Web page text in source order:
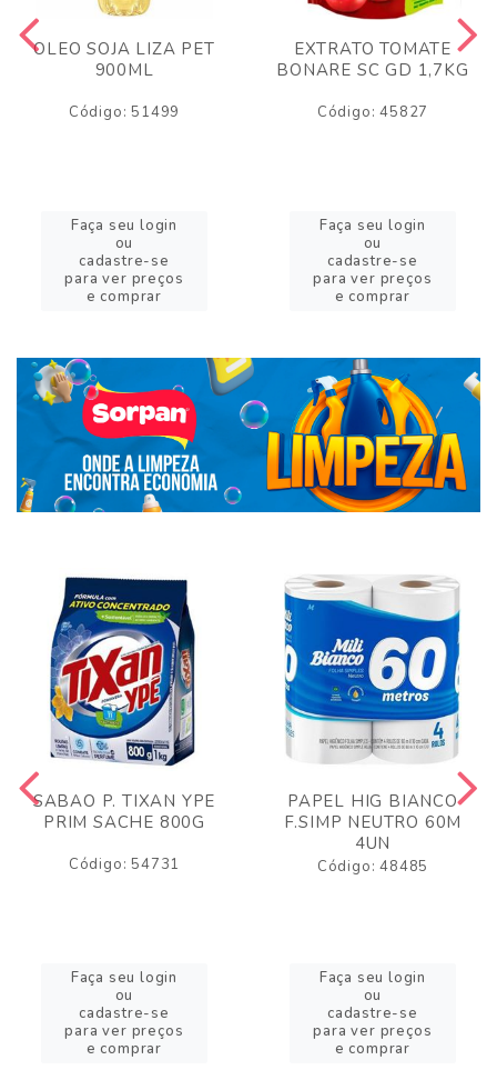
OLEO SOJA LIZA PET
900ML
Código: 51499
Faça seu login
ou
cadastre-se
para ver preços
e comprar
EXTRATO TOMATE
BONARE SC GD 1,7KG
Código: 45827
Faça seu login
ou
cadastre-se
para ver preços
e comprar
SABAO P. TIXAN YPE
PRIM SACHE 800G
Código: 54731
Faça seu login
ou
cadastre-se
para ver preços
e comprar
PAPEL HIG BIANCO
F.SIMP NEUTRO 60M
4UN
Código: 48485
Faça seu login
ou
cadastre-se
para ver preços
e comprar